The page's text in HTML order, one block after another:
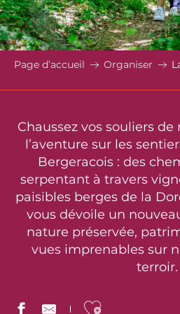
Page d’accueil Organiser
Chaussez vos souliers
l’aventure sur les
Bergeracois : des
serpentant à travers
paisibles berges de la
vous dévoile un
nature préservée,
vues imprenables sur
terroir.